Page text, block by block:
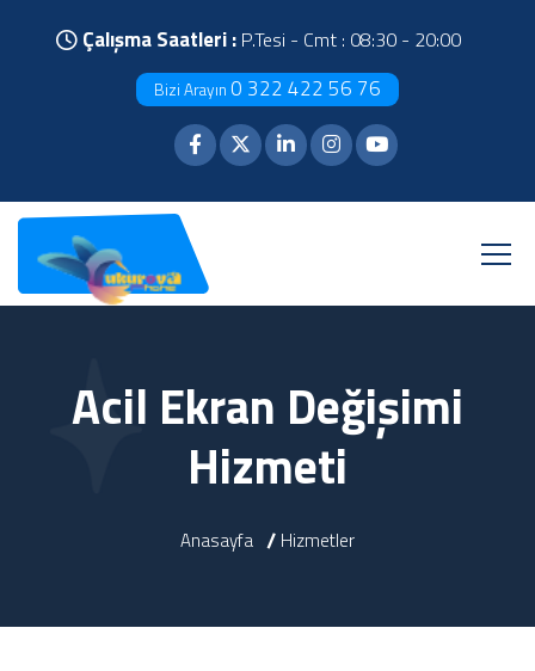
Çalışma Saatleri : P.Tesi - Cmt : 08:30 - 20:00
Bizi Arayın 0 322 422 56 76
Acil Ekran Değişimi
Hizmeti
Anasayfa Hizmetler